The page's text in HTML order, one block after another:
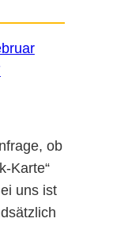
ob
Karte“
uns ist